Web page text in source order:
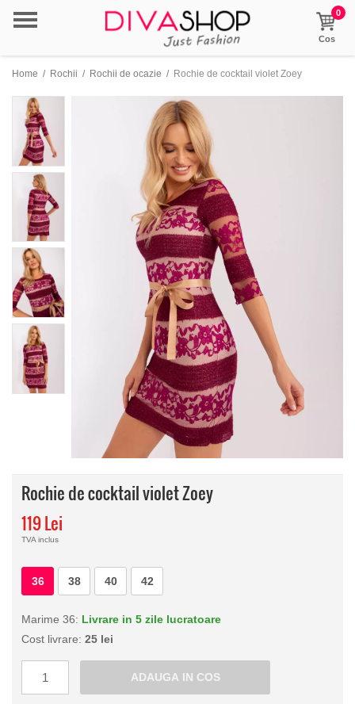
0
Cos
Home / Rochii / Rochii de ocazie / Rochie de cocktail violet Zoey
Rochie de cocktail violet Zoey
119 Lei
TVA inclus
36 38 40 42
Marime 36: Livrare in 5 zile lucratoare
Cost livrare: 25 lei